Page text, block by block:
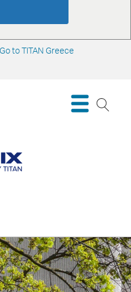
Go to TITAN Greece